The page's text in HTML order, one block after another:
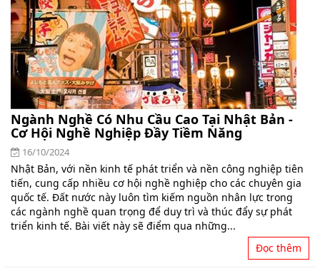
Ngành Nghề Có Nhu Cầu Cao Tại Nhật Bản -
Cơ Hội Nghề Nghiệp Đầy Tiềm Năng
16/10/2024
Nhật Bản, với nền kinh tế phát triển và nền công nghiệp tiên
tiến, cung cấp nhiều cơ hội nghề nghiệp cho các chuyên gia
quốc tế. Đất nước này luôn tìm kiếm nguồn nhân lực trong
các ngành nghề quan trọng để duy trì và thúc đẩy sự phát
triển kinh tế. Bài viết này sẽ điểm qua những...
Đọc thêm